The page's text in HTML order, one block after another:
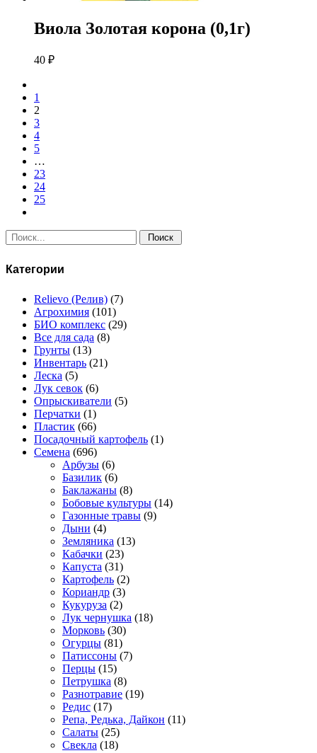
Виола Золотая корона (0,1г)
40 ₽
1
2
3
4
5
…
23
24
25
Поиск:
Категории
Relievo (Релив) (7)
Агрохимия (101)
БИО комплекс (29)
Все для сада (8)
Грунты (13)
Инвентарь (21)
Леска (5)
Лук севок (6)
Опрыскиватели (5)
Перчатки (1)
Пластик (66)
Посадочный картофель (1)
Семена (696)
Арбузы (6)
Базилик (6)
Баклажаны (8)
Бобовые культуры (14)
Газонные травы (9)
Дыни (4)
Земляника (13)
Кабачки (23)
Капуста (31)
Картофель (2)
Кориандр (3)
Кукуруза (2)
Лук чернушка (18)
Морковь (30)
Огурцы (81)
Патиссоны (7)
Перцы (15)
Петрушка (8)
Разнотравие (19)
Редис (17)
Репа, Редька, Дайкон (11)
Салаты (25)
Свекла (18)